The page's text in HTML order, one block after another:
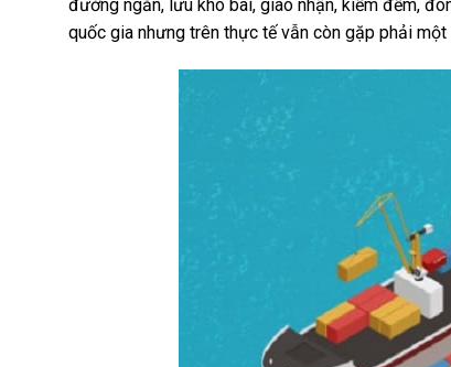
đường ngắn, lưu kho bãi, giao nhận, kiểm đếm,
quốc gia nhưng trên thực tế vẫn còn gặp phải